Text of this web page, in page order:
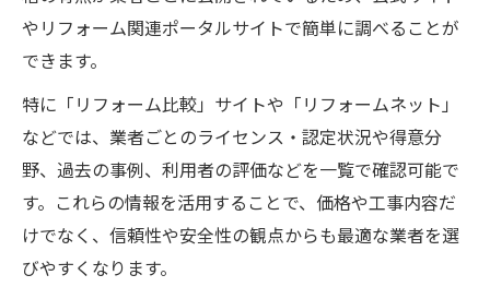
やリフォーム関連ポータルサイトで簡単に調べることが
できます。
特に「リフォーム比較」サイトや「リフォームネット」
などでは、業者ごとのライセンス・認定状況や得意分
野、過去の事例、利用者の評価などを一覧で確認可能で
す。これらの情報を活用することで、価格や工事内容だ
けでなく、信頼性や安全性の観点からも最適な業者を選
びやすくなります。